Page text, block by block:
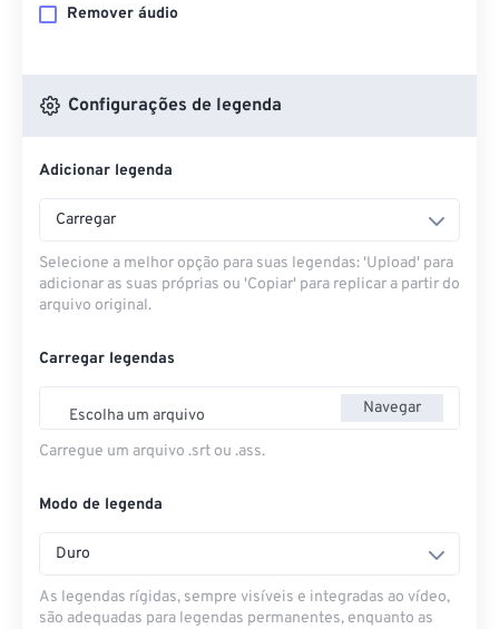
Remover áudio
Configurações de legenda
Adicionar legenda
Carregar
Selecione a melhor opção para suas legendas: 'Upload' para
adicionar as suas próprias ou 'Copiar' para replicar a partir do
arquivo original.
Carregar legendas
Escolha um arquivo Navegar
Carregue um arquivo .srt ou .ass.
Modo de legenda
Duro
As legendas rígidas, sempre visíveis e integradas ao vídeo,
são adequadas para legendas permanentes, enquanto as